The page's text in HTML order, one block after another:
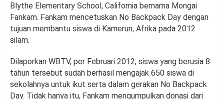
Blythe Elementary School, California bernama Mongai
Fankam. Fankam mencetuskan No Backpack Day dengan
tujuan membantu siswa di Kamerun, Afrika pada 2012
silam.
Dilaporkan WBTV, per Februari 2012, siswa yang berusia 8
tahun tersebut sudah berhasil mengajak 650 siswa di
sekolahnya untuk ikut serta dalam gerakan No Backpack
Day. Tidak hanya itu, Fankam mengumpulkan donasi dari